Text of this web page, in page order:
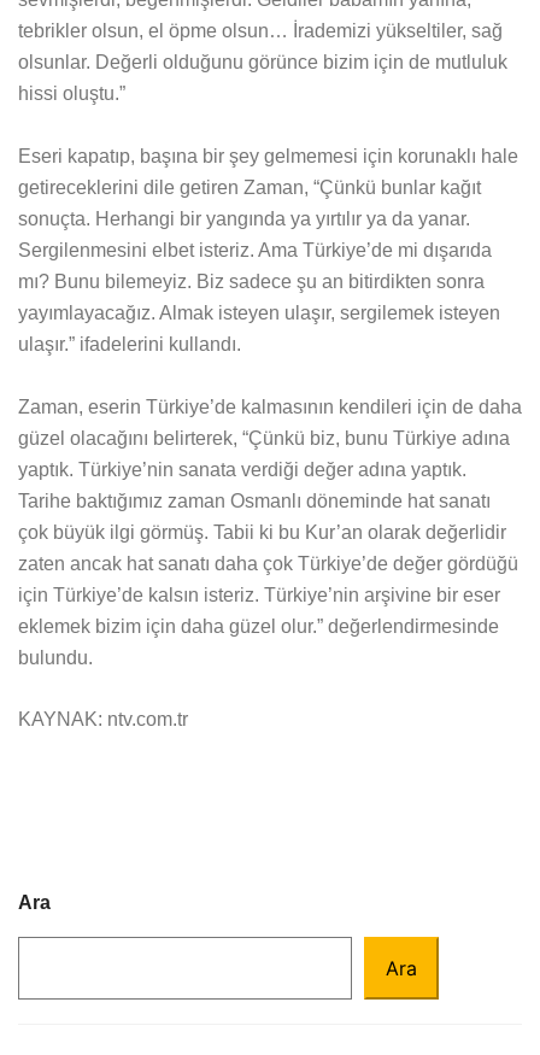
tebrikler olsun, el öpme olsun… İrademizi yükseltiler, sağ
olsunlar. Değerli olduğunu görünce bizim için de mutluluk
hissi oluştu.”
Eseri kapatıp, başına bir şey gelmemesi için korunaklı hale
getireceklerini dile getiren Zaman, “Çünkü bunlar kağıt
sonuçta. Herhangi bir yangında ya yırtılır ya da yanar.
Sergilenmesini elbet isteriz. Ama Türkiye’de mi dışarıda
mı? Bunu bilemeyiz. Biz sadece şu an bitirdikten sonra
yayımlayacağız. Almak isteyen ulaşır, sergilemek isteyen
ulaşır.” ifadelerini kullandı.
Zaman, eserin Türkiye’de kalmasının kendileri için de daha
güzel olacağını belirterek, “Çünkü biz, bunu Türkiye adına
yaptık. Türkiye’nin sanata verdiği değer adına yaptık.
Tarihe baktığımız zaman Osmanlı döneminde hat sanatı
çok büyük ilgi görmüş. Tabii ki bu Kur’an olarak değerlidir
zaten ancak hat sanatı daha çok Türkiye’de değer gördüğü
için Türkiye’de kalsın isteriz. Türkiye’nin arşivine bir eser
eklemek bizim için daha güzel olur.” değerlendirmesinde
bulundu.
KAYNAK: ntv.com.tr
Ara
Ara